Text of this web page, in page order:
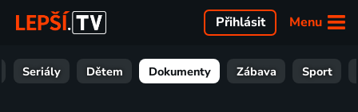
Menu
Přihlásit
Seriály Dětem Dokumenty Zábava Sport